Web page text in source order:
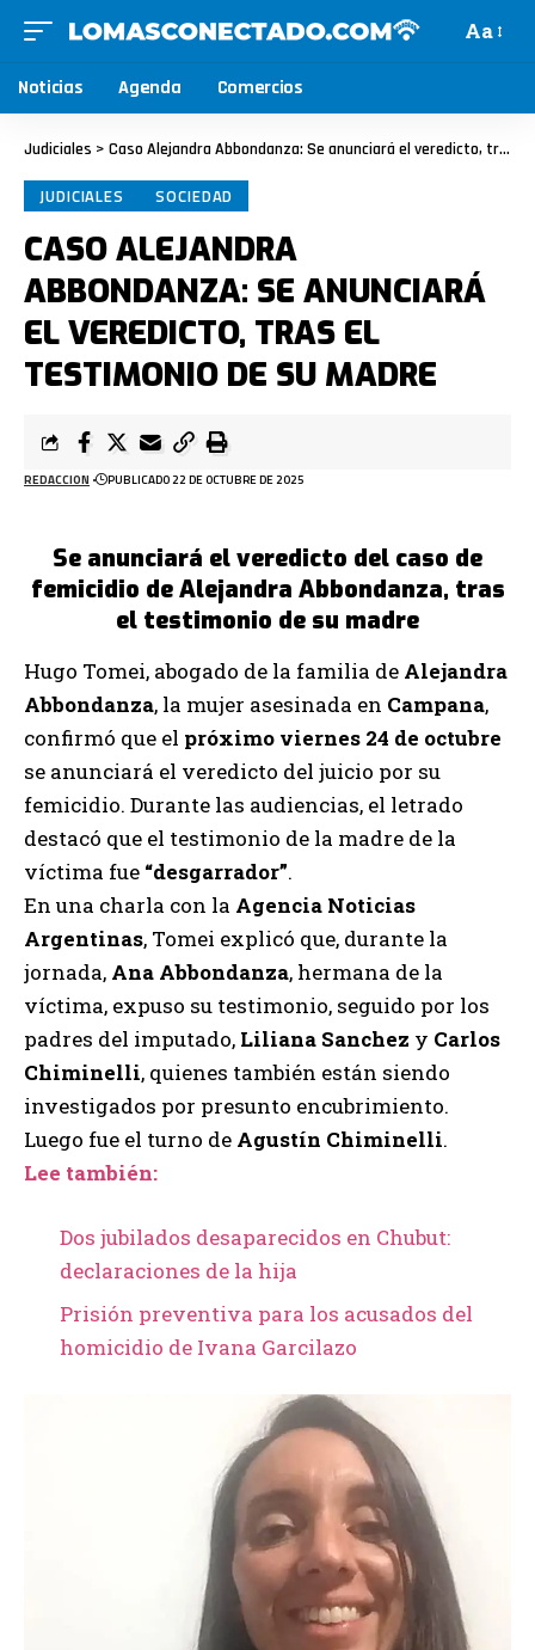
Aa
Noticias Agenda Comercios
Judiciales > Caso Alejandra Abbondanza: Se anunciará el veredicto, tras el testimonio de su madre
JUDICIALES SOCIEDAD
CASO ALEJANDRA
ABBONDANZA: SE ANUNCIARÁ
EL VEREDICTO, TRAS EL
TESTIMONIO DE SU MADRE
REDACCION PUBLICADO 22 DE OCTUBRE DE 2025
Se anunciará el veredicto del caso de
femicidio de Alejandra Abbondanza, tras
el testimonio de su madre
Hugo Tomei, abogado de la familia de Alejandra
Abbondanza, la mujer asesinada en Campana,
confirmó que el próximo viernes 24 de octubre
se anunciará el veredicto del juicio por su
femicidio. Durante las audiencias, el letrado
destacó que el testimonio de la madre de la
víctima fue “desgarrador”.
En una charla con la Agencia Noticias
Argentinas, Tomei explicó que, durante la
jornada, Ana Abbondanza, hermana de la
víctima, expuso su testimonio, seguido por los
padres del imputado, Liliana Sanchez y Carlos
Chiminelli, quienes también están siendo
investigados por presunto encubrimiento.
Luego fue el turno de Agustín Chiminelli.
Lee también:
Dos jubilados desaparecidos en Chubut:
declaraciones de la hija
Prisión preventiva para los acusados del
homicidio de Ivana Garcilazo